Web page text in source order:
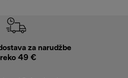
za narudžbe
49 €